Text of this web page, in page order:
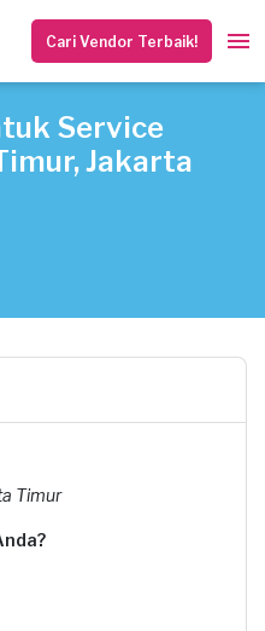
Cari Vendor Terbaik!
Service
Jakarta
Timur